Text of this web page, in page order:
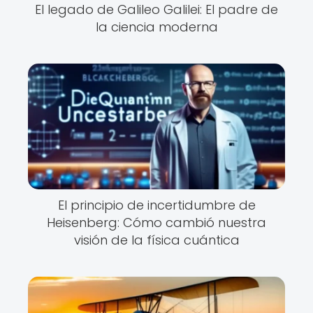
El legado de Galileo Galilei: El padre de
la ciencia moderna
El principio de incertidumbre de
Heisenberg: Cómo cambió nuestra
visión de la física cuántica